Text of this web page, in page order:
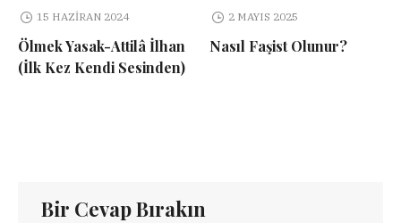
15 HAZIRAN 2024
Ölmek Yasak-Attilâ İlhan
(İlk Kez Kendi Sesinden)
2 MAYIS 2025
Nasıl Faşist Olunur?
Bir Cevap Bırakın